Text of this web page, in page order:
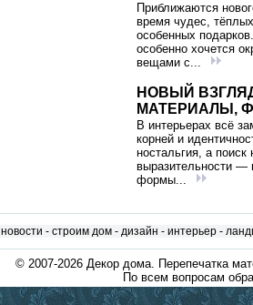
Приближаются
время чудес,
особенных
особенно хочется
вещами с...
НОВЫЙ
МАТЕРИАЛЫ,
В интерьерах всё
корней и
ностальгия, а поиск
выразительности —
формы...
новости - строим дом- дизайн - интерьер-
© 2007-2026 Декор дома. Перепечатка
По всем вопросам